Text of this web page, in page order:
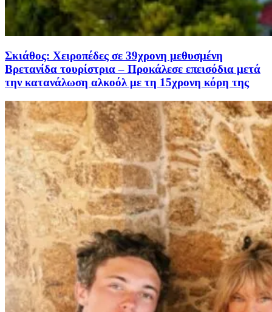
Σκιάθος: Χειροπέδες σε 39χρονη μεθυσμένη
Βρετανίδα τουρίστρια – Προκάλεσε επεισόδια μετά
την κατανάλωση αλκοόλ με τη 15χρονη κόρη της